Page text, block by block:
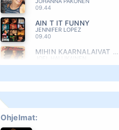
09.44
AIN T IT FUNNY
JENNIFER LOPEZ
09.40
MIHIN KAARNALAIVAT KATOAA
09.34
JOTAIN NIIN TUTTUU
09.30
TORNADO
EVELINA
09.26
Ohjelmat: